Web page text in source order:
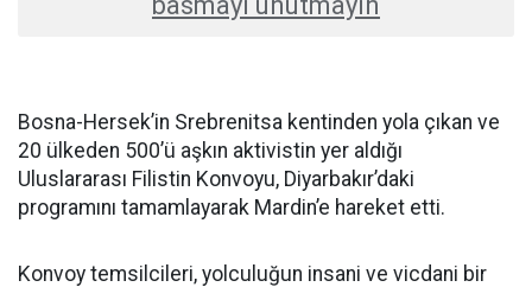
Bosna-Hersek’in Srebrenitsa kentinden yola çıkan ve
20 ülkeden 500’ü aşkın aktivistin yer aldığı
Uluslararası Filistin Konvoyu, Diyarbakır’daki
programını tamamlayarak Mardin’e hareket etti.
Konvoy temsilcileri, yolculuğun insani ve vicdani bir